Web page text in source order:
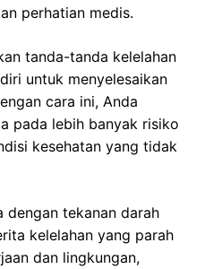
perhatian medis.
tanda-tanda kelelahan
untuk menyelesaikan
cara ini, Anda
pada lebih banyak risiko
kesehatan yang tidak
dengan tekanan darah
kelelahan yang parah
dan lingkungan,